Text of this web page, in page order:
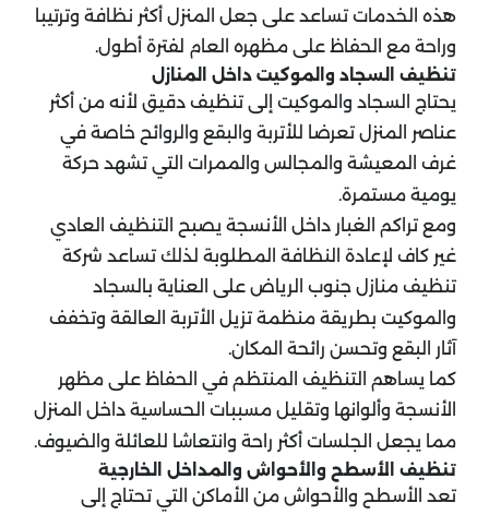
هذه الخدمات تساعد على جعل المنزل أكثر نظافة وترتيبا
وراحة مع الحفاظ على مظهره العام لفترة أطول.
تنظيف السجاد والموكيت داخل المنازل
يحتاج السجاد والموكيت إلى تنظيف دقيق لأنه من أكثر
عناصر المنزل تعرضا للأتربة والبقع والروائح خاصة في
غرف المعيشة والمجالس والممرات التي تشهد حركة
يومية مستمرة.
ومع تراكم الغبار داخل الأنسجة يصبح التنظيف العادي
غير كاف لإعادة النظافة المطلوبة لذلك تساعد شركة
تنظيف منازل جنوب الرياض على العناية بالسجاد
والموكيت بطريقة منظمة تزيل الأتربة العالقة وتخفف
آثار البقع وتحسن رائحة المكان.
كما يساهم التنظيف المنتظم في الحفاظ على مظهر
الأنسجة وألوانها وتقليل مسببات الحساسية داخل المنزل
مما يجعل الجلسات أكثر راحة وانتعاشا للعائلة والضيوف.
تنظيف الأسطح والأحواش والمداخل الخارجية
تعد الأسطح والأحواش من الأماكن التي تحتاج إلى